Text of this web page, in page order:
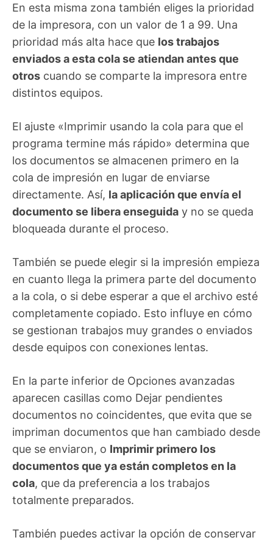
En esta misma zona también eliges la prioridad
de la impresora, con un valor de 1 a 99. Una
prioridad más alta hace que los trabajos
enviados a esta cola se atiendan antes que
otros cuando se comparte la impresora entre
distintos equipos.
El ajuste «Imprimir usando la cola para que el
programa termine más rápido» determina que
los documentos se almacenen primero en la
cola de impresión en lugar de enviarse
directamente. Así, la aplicación que envía el
documento se libera enseguida y no se queda
bloqueada durante el proceso.
También se puede elegir si la impresión empieza
en cuanto llega la primera parte del documento
a la cola, o si debe esperar a que el archivo esté
completamente copiado. Esto influye en cómo
se gestionan trabajos muy grandes o enviados
desde equipos con conexiones lentas.
En la parte inferior de Opciones avanzadas
aparecen casillas como Dejar pendientes
documentos no coincidentes, que evita que se
impriman documentos que han cambiado desde
que se enviaron, o Imprimir primero los
documentos que ya están completos en la
cola, que da preferencia a los trabajos
totalmente preparados.
También puedes activar la opción de conservar